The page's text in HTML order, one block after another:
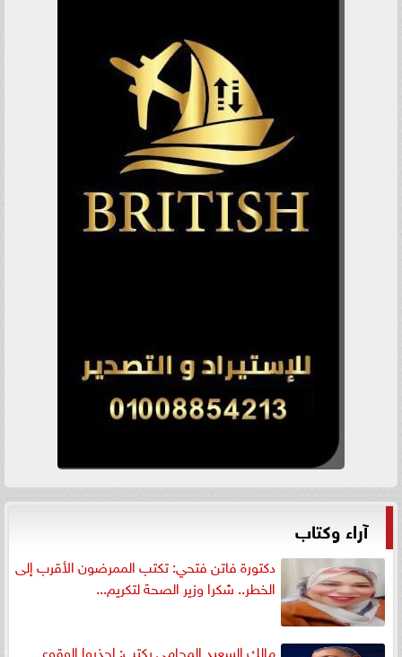
آراء وكتاب
دكتورة فاتن فتحي: تكتب الممرضون الأقرب إلى
الخطر.. شكرا وزير الصحة لتكريم...
مالك السعيد المحامي يكتب: إحذروا الوقوع